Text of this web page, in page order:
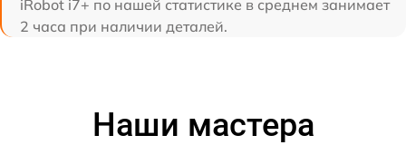
iRobot i7+ по нашей статистике в среднем занимает
2 часа при наличии деталей.
Наши мастера